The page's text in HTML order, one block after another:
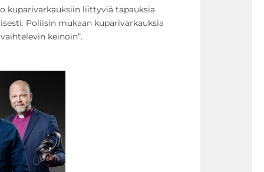
kuparivarkauksiin liittyviä tapauksia
Poliisin mukaan kuparivarkauksia
keinoin”.